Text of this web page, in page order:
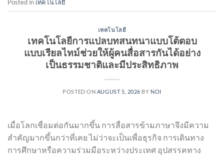
Posted in เทคโนโลยี
เทคโนโลยี
เทคโนโลยีการแปลบทสนทนาแบบโต้ตอบ
แบบเรียลไทม์ช่วยให้ผู้คนสื่อสารกันได้อย่าง
เป็นธรรมชาติและมีประสิทธิภาพ
POSTED ON AUGUST 5, 2026 BY NOI
เมื่อโลกเชื่อมต่อกันมากขึ้น การสื่อสารข้ามภาษาจึงมีความ
สำคัญมากขึ้นกว่าที่เคย ไม่ว่าจะเป็นเพื่อธุรกิจ การเดินทาง
การศึกษาหรือความร่วมมือระหว่างประเทศ อุปสรรคทาง